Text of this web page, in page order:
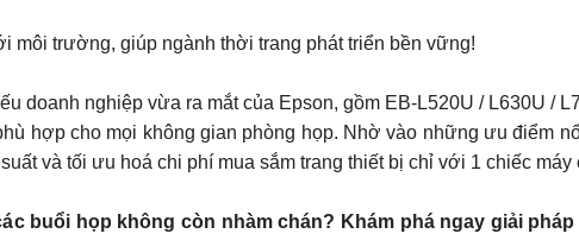
môi trường, giúp ngành thời trang phát triển bền vững!
doanh nghiệp vừa ra mắt của Epson, gồm EB-L520U / L630U /
hợp cho mọi không gian phòng họp. Nhờ vào những ưu điểm
và tối ưu hoá chi phí mua sắm trang thiết bị chỉ với 1 chiếc máy
buổi họp không còn nhàm chán? Khám phá ngay giải